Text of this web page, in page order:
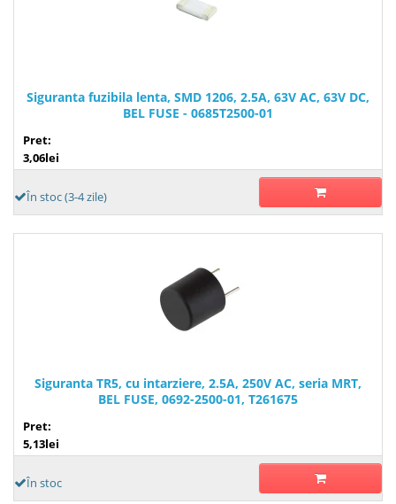
Siguranta fuzibila lenta, SMD 1206, 2.5A, 63V AC, 63V DC,
BEL FUSE - 0685T2500-01
Pret:
3,06lei
În stoc (3-4 zile)
Siguranta TR5, cu intarziere, 2.5A, 250V AC, seria MRT,
BEL FUSE, 0692-2500-01, T261675
Pret:
5,13lei
În stoc